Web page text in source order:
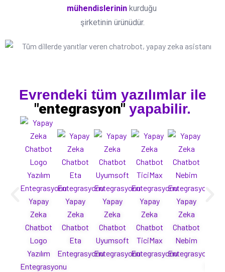
mühendislerininkurduğu
şirketinin ürünüdür.
Evrendeki tüm yazılımlar ile
"entegrasyon" yapabilir.
Yapay
Zeka
Chatbot
Logo
Yazılım
Entegrasyonu
Yapay
Zeka
Chatbot
Eta
Entegrasyonu
Yapay
Zeka
Chatbot
Uyumsoft
Entegrasyonu
Yapay
Zeka
Chatbot
TiciMax
Entegrasyonu
Yapay
Zeka
Chatbot
Nebim
Entegrasyonu